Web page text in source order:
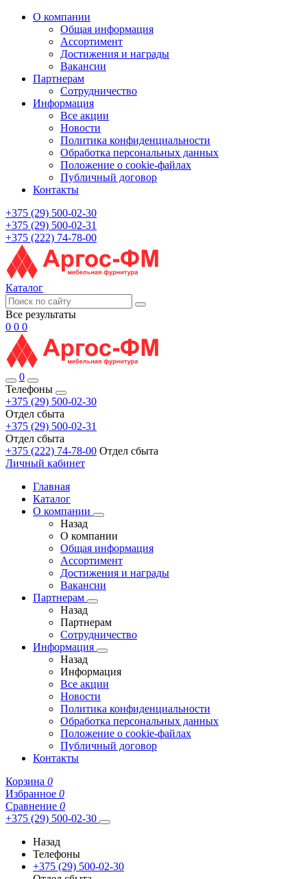
О компании
Общая информация
Ассортимент
Достижения и награды
Вакансии
Партнерам
Сотрудничество
Информация
Все акции
Новости
Политика конфиденциальности
Обработка персональных данных
Положение о cookie-файлах
Публичный договор
Контакты
+375 (29) 500-02-30
+375 (29) 500-02-31
+375 (222) 74-78-00
Каталог
Все результаты
0 0 0
0
Телефоны
+375 (29) 500-02-30
Отдел сбыта
+375 (29) 500-02-31
Отдел сбыта
+375 (222) 74-78-00 Отдел сбыта
Личный кабинет
Главная
Каталог
О компании
Назад
О компании
Общая информация
Ассортимент
Достижения и награды
Вакансии
Партнерам
Назад
Партнерам
Сотрудничество
Информация
Назад
Информация
Все акции
Новости
Политика конфиденциальности
Обработка персональных данных
Положение о cookie-файлах
Публичный договор
Контакты
Корзина 0
Избранное 0
Сравнение 0
+375 (29) 500-02-30
Назад
Телефоны
+375 (29) 500-02-30